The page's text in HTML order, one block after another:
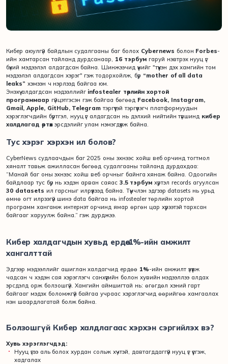
Кибер аюулгүй байдлын судалгааны баг болох Cybernews болон Forbes-
ийн хамтарсан тайланд дурдсанаар, 16 тэрбум гаруй нэвтрэх нууц үг
бүхий мэдээлэл алдагдсан байна. Шинжээчид үүнийг "түүхэн дэх хамгийн том
мэдээлэл алдагдсан хэрэг" гэж тодорхойлж, бүр “mother of all data
leaks” хэмээн ч нэрлээд байгаа юм.
Энэхүү алдагдсан мэдээллийг infostealer төрлийн хортой
программаар гүйцэтгэсэн гэж байгаа бөгөөд Facebook, Instagram,
Gmail, Apple, GitHub, Telegram тэргүүтэй тэргүүлэгч платформуудын
хэрэглэгчдийн бүртгэл, нууц үг алдагдсан нь дэлхий нийтийн түвшинд кибер
халдлагад өртөхэрсдэлийг улам нэмэгдүүлж байна.
Тус хэрэг хэрхэн ил болов?
CyberNews судлаачдын баг 2025 оны эхнээс хойш веб орчинд тогтмол
хяналт тавьж ажилласан бөгөөд судалгааны тайланд дурдахдаа:
“Манай баг оны эхнээс хойш веб орчныг байнга хянаж байна. Одоогийн
байдлаар тус бүр нь хэдэн арван саяас 3.5 тэрбум хүртэл records агуулсан
30 datasets ил гарсныг илрүүлээд байна. Түүнчлэн эдгээр datasets нь урьд
өмнө огт илрээгүй шинэ data байгаа нь infostealer төрлийн хортой
программ хангамж интернэт орчинд ямар өргөн цар хүрээтэй тархсан
байгааг харуулж байна.” гэж дурджээ.
Кибер халдагчдын хувьд ердөө 1%-ийн амжилт
хангалттай
Эдгээр мэдээллийг ашиглан халдагчид ердөө 1%-ийн амжилт үзүүлж
чадсан ч хэдэн сая хэрэглэгч санхүүгийн болон хувийн мэдээллээ алдах
эрсдэлд орж болзошгүй. Хамгийн аймшигтай нь: өгөгдөл хэний гарт
байгааг мэдэх боломжгүй байгаа учраас хэрэглэгчид өөрийгөө хамгаалах
нэн шаардлагатай болж байна.
Болзошгүй Кибер халдлагаас хэрхэн сэргийлэх вэ?
Хувь хэрэглэгчдэд:
Нууц үгээ аль болох хурдан сольж хүчтэй, давтагддаггүй нууц үг үүсгэж,
хадгалах